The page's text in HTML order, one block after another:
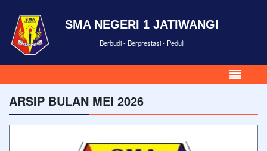
SMA NEGERI 1 JATIWANGI
Berbudi - Berprestasi - Peduli
ARSIP BULAN MEI 2026